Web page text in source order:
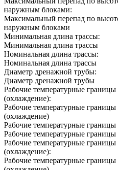
наружным блоками:
Максимальный перепад по
наружным блоками
Минимальная длина трассы:
Минимальная длина трассы
Номинальная длина трассы:
Номинальная длина трассы
Диаметр дренажной трубы:
Диаметр дренажной трубы
Рабочие температурные границы
(охлаждение):
Рабочие температурные границы
(охлаждение)
Рабочие температурные границы
Рабочие температурные
Рабочие температурные границы
(охлаждение):
Рабочие температурные границы